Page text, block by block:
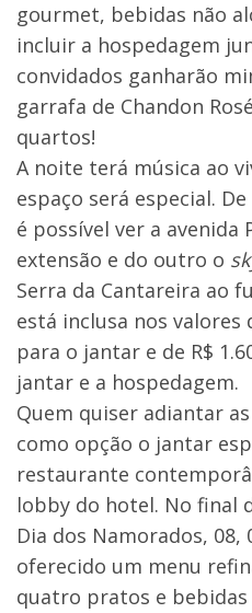
gourmet, bebidas não
incluir a hospedagem
convidados ganharão
garrafa de Chandon
quartos!
A noite terá música ao
espaço será especial.
é possível ver a avenida
extensão e do outro o
Serra da Cantareira ao
está inclusa nos valores
para o jantar e de R$
jantar e a hospedagem.
Quem quiser adiantar
como opção o jantar
restaurante
lobby do hotel. No final
Dia dos Namorados, 08,
oferecido um menu
quatro pratos e bebidas